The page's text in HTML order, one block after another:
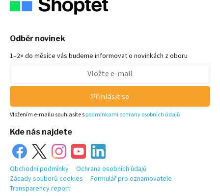
Odběr novinek
1–2× do měsíce vás budeme informovat o novinkách z oboru
Přihlásit se
Vložením e-mailu souhlasíte s podmínkami ochrany osobních údajů
Kde nás najdete
Obchodní podmínky
Ochrana osobních údajů
Zásady souborů cookies
Formulář pro oznamovatele
Transparency report